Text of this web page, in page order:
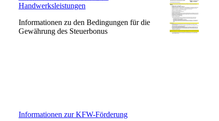
Handwerksleistungen
Informationen zu den Bedingungen für die
Gewährung des Steuerbonus
Informationen zur KFW-Förderung